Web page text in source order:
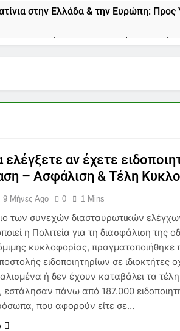
στην Ελλάδα & την Ευρώπη:
Υπηρεσίες Πληροφορικής για
κατοικίδιου είναι η πιο υπεύθυνη
Μια Αναγκαιότητα στη Σύγχρονη
Λύσεις Ασφάλισης & Ενέργειας για
2026: Τι Πρέπει να Γνωρίζει Κάθε
Κόστος, Αντιλήψεις και
Εμπορευμάτων: Η
αν έχετε
– Ασφάλιση & Τέλη
9 Μήνες Ago 0 1 Mins
των συνεχών διασταυρωτικών
η Πολιτεία για τη διασφάλιση της
κυκλοφορίας,
ειδοποιητηρίων σε ιδιοκτήτες
ή δεν έχουν καταβάλει τα
εστάλησαν πάνω από 187.000
που αφορούν είτε σε…